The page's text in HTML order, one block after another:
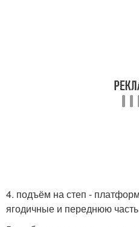
4. подъём на степ -
ягодичные и переднюю